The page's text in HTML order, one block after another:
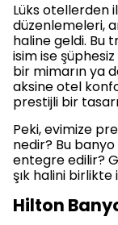
Lüks otellerden
düzenlemeleri,
haline geldi. Bu
isim ise
bir mimarın ya
aksine otel
prestijli bir
Peki, evimize
nedir? Bu banyo
entegre edilir?
şık halini
Hilton